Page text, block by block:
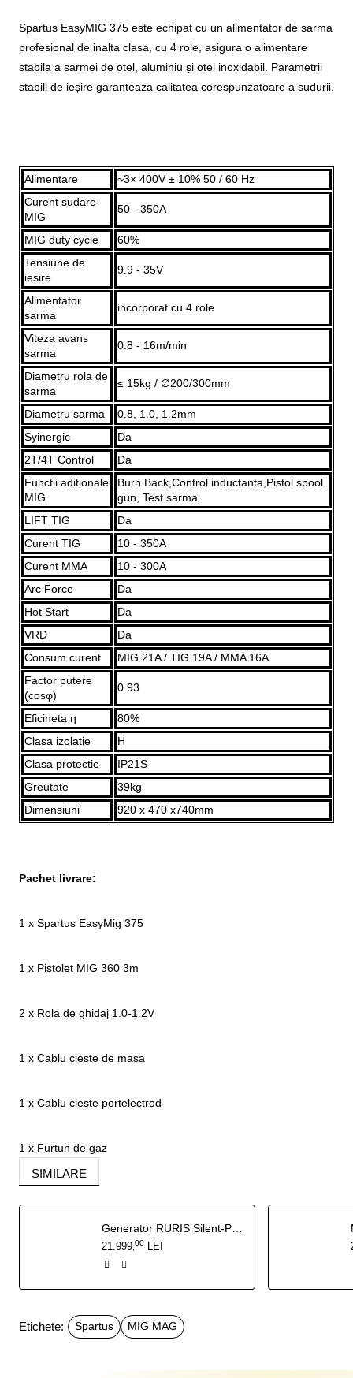
Spartus EasyMIG 375 este echipat cu un alimentator de sarma
profesional de inalta clasa, cu 4 role, asigura o alimentare
stabila a sarmei de otel, aluminiu și otel inoxidabil. Parametrii
stabili de ieșire garanteaza calitatea corespunzatoare a sudurii.
Alimentare
~3× 400V ± 10% 50 / 60 Hz
Curent sudare
MIG
50 - 350A
MIG duty cycle
60%
Tensiune de
iesire
9.9 - 35V
Alimentator
sarma
incorporat cu 4 role
Viteza avans
sarma
0.8 - 16m/min
Diametru rola de
sarma
≤ 15kg / ∅200/300mm
Diametru sarma
0.8, 1.0, 1.2mm
Syinergic
Da
2T/4T Control
Da
Functii aditionale
MIG
Burn Back,Control inductanta,Pistol spool
gun, Test sarma
LIFT TIG
Da
Curent TIG
10 - 350A
Curent MMA
10 - 300A
Arc Force
Da
Hot Start
Da
VRD
Da
Consum curent
MIG 21A / TIG 19A / MMA 16A
Factor putere
(cosφ)
0.93
Eficineta η
80%
Clasa izolatie
H
Clasa protectie
IP21S
Greutate
39kg
Dimensiuni
920 x 470 x740mm
Pachet livrare:
1 x Spartus EasyMig 375
1 x Pistolet MIG 360 3m
2 x Rola de ghidaj 1.0-1.2V
1 x Cablu cleste de masa
1 x Cablu cleste portelectrod
1 x Furtun de gaz
SIMILARE
21.999 00 LEI
Etichete: Spartus MIG MAG